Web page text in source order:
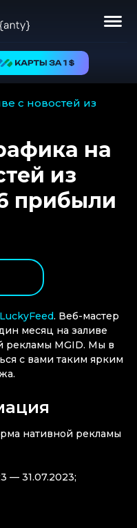
на
из
прибыли
LuckyFeed. Веб-мастер
месяц на заливе
рекламы MGID. Мы в
с вами таким ярким
нативной рекламы
— 31.07.2023;